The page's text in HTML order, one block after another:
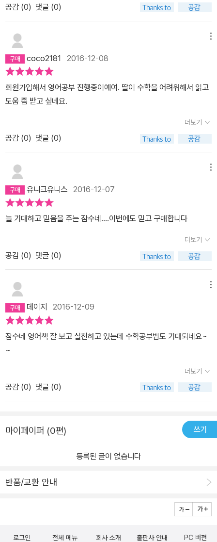
공감 (0) 댓글 (0)
coco2181 2016-12-08
회원가입해서 영어공부 진행중이예여. 딸이 수학을 어려워해서 읽고
도움 좀 받고 싶네요.
더보기
공감 (0) 댓글 (0)
유니크유니스 2016-12-07
늘 기대하고 믿음을 주는 잠수네....이번에도 믿고 구매합니다
더보기
공감 (0) 댓글 (0)
데이지 2016-12-09
잠수네 영어책 잘 보고 실천하고 있는데 수학공부법도 기대되네요~
~
더보기
공감 (0) 댓글 (0)
마이페이퍼 (0편) 쓰기
등록된 글이 없습니다
반품/교환 안내
로그인 전체 메뉴 회사 소개 출판사 안내 PC 버전